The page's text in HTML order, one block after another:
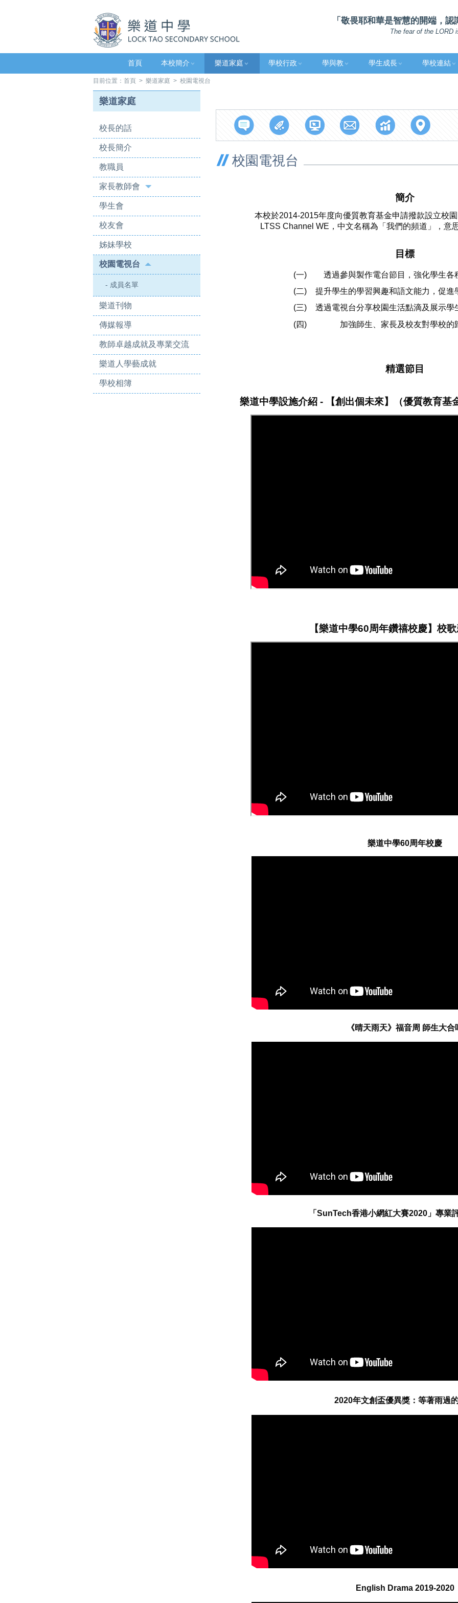
「敬畏耶和華是智慧的開端，
The fear of the LORD
首頁 本校簡介 樂道家庭 學校行政 學與教 學生成長 學校連結
目前位置： 首頁 > 樂道家庭 > 校園電視台
樂道家庭
校長的話
校長簡介
教職員
家長教師會
學生會
校友會
姊妹學校
校園電視台
- 成員名單
樂道刊物
傳媒報導
教師卓越成就及專業交流
樂道人學藝成就
學校相簿
校園電視台
簡介
本校於2014-2015年度向優質教育基金申請撥款設立校園
LTSS Channel WE，中文名稱為「我們的頻道」，意
目標
(一)
透過參與製作電台節目，強化學生各
(二)
提升學生的學習興趣和語文能力，促進
(三)
透過電視台分享校園生活點滴及展示學
(四)
加強師生、家長及校友對學校的
精選節目
樂道中學設施介紹 - 【創出個未來】（優質教育基
【樂道中學60周年鑽禧校慶】校
樂道中學60周年校慶
《晴天雨天》福音周 師生大合
「SunTech香港小網紅大賽2020」專業
2020年文創盃優異獎：等著雨過
English Drama 2019-2020